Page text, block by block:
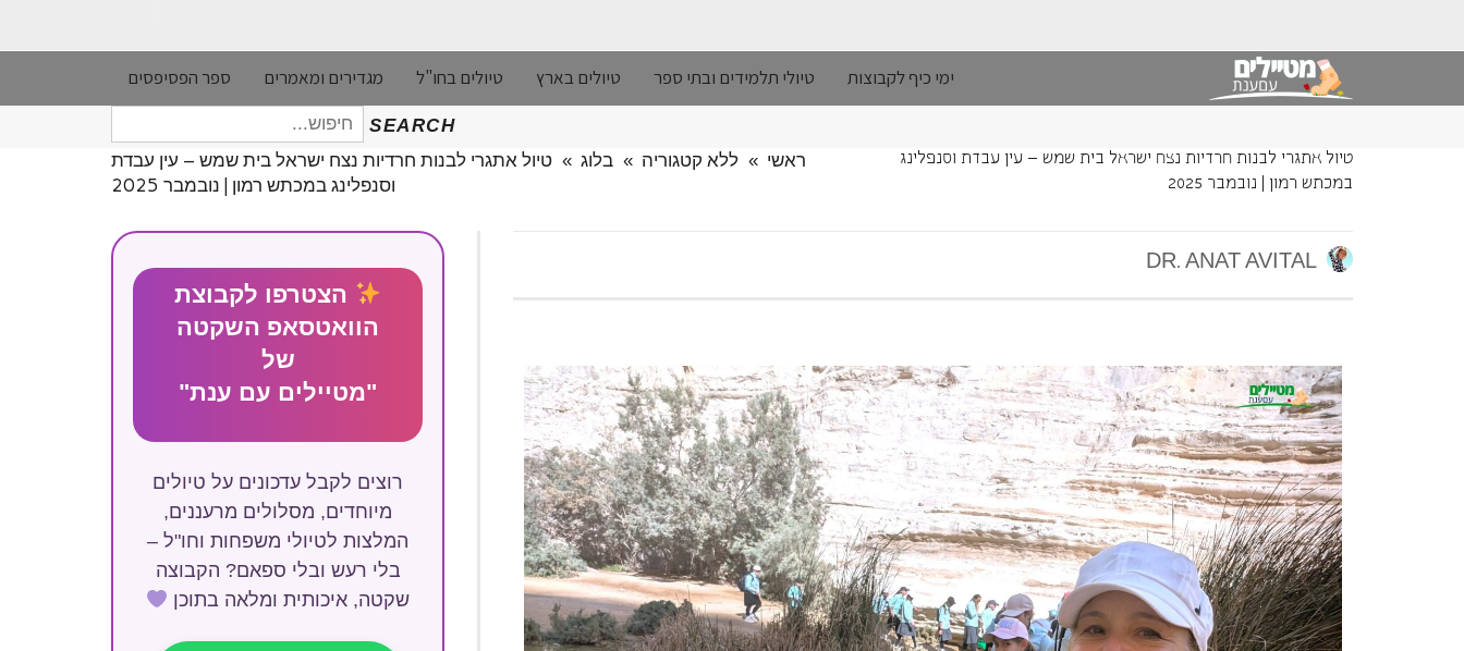
ימי כיף לקבוצות טיולי תלמידים ובתי ספר טיולים בארץ טיולים בחו"ל מגדירים ומאמרים ספר הפסיפסים
SEARCH
חיפוש
עבור:
טיול אתגרי לבנות חרדיות נצח ישראל בית שמש – עין עבדת וסנפלינג
במכתש רמון | נובמבר 2025
ראשי » ללא קטגוריה » בלוג » טיול אתגרי לבנות חרדיות נצח ישראל בית שמש – עין עבדת
וסנפלינג במכתש רמון | נובמבר 2025
הצטרפו לקבוצת
הוואטסאפ השקטה
של
"מטיילים עם ענת"
רוצים לקבל עדכונים על טיולים
מיוחדים, מסלולים מרעננים,
המלצות לטיולי משפחות וחו"ל –
בלי רעש ובלי ספאם? הקבוצה
שקטה, איכותית ומלאה בתוכן